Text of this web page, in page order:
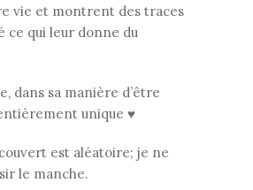
vie et montrent des traces
ce qui leur donne du
dans sa manière d’être
unique ♥
est aléatoire; je ne
le manche.